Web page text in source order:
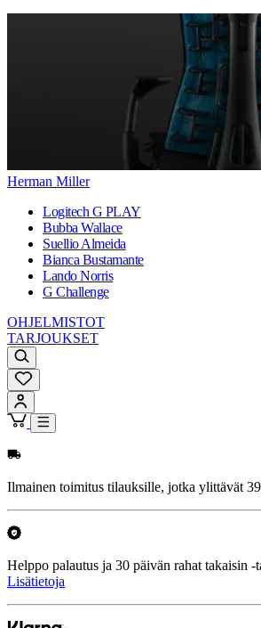
Herman Miller
Logitech G PLAY
Bubba Wallace
Suellio Almeida
Bianca Bustamante
Lando Norris
G Challenge
OHJELMISTOT
TARJOUKSET
Ilmainen toimitus tilauksille, jotka ylittävät
Helppo palautus ja 30 päivän rahat takaisin -
Lisätietoja